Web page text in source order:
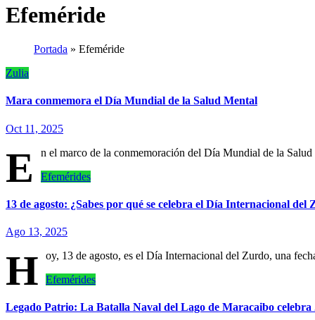
Efeméride
Portada » Efeméride
Zulia
Mara conmemora el Día Mundial de la Salud Mental
Oct 11, 2025
E
n el marco de la conmemoración del Día Mundial de la
Efemérides
13 de agosto: ¿Sabes por qué se celebra el Día Internacional del
Ago 13, 2025
H
oy, 13 de agosto, es el Día Internacional del Zurdo, una
Efemérides
Legado Patrio: La Batalla Naval del Lago de Maracaibo celebra